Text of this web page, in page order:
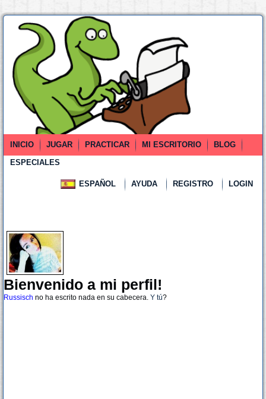
INICIO JUGAR PRACTICAR MI ESCRITORIO
BLOG
ESPECIALES
ESPAÑOL AYUDA REGISTRO LOGIN
Bienvenido a mi perfil!
Russisch no ha escrito nada en su cabecera. Y tú?